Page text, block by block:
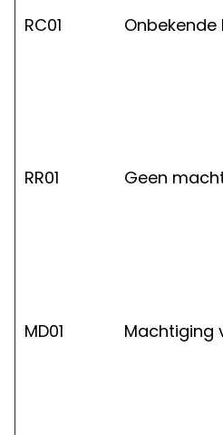
RC01 Onbekende
RR01 Geen
MD01 Machtiging